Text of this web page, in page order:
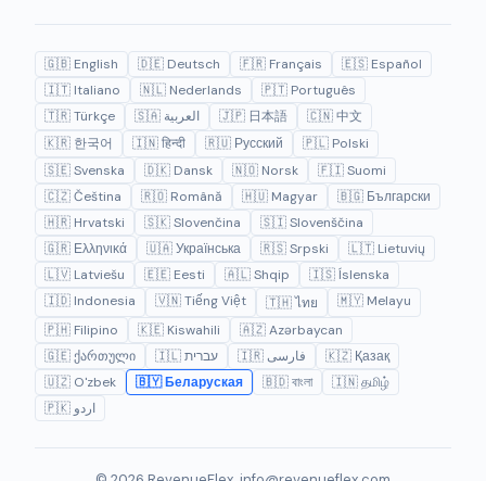
🇬🇧 English 🇩🇪 Deutsch 🇫🇷 Français
🇪🇸 Español
🇮🇹 Italiano
🇳🇱 Nederlands
🇵🇹 Português
🇹🇷 Türkçe
🇸🇦 العربية 🇯🇵 日本語
🇨🇳 中文
🇰🇷 한국어
🇮🇳 हिन्दी 🇷🇺 Русский
🇵🇱 Polski
🇸🇪 Svenska
🇩🇰 Dansk 🇳🇴 Norsk
🇫🇮 Suomi
🇨🇿 Čeština
🇷🇴 Română 🇭🇺 Magyar
🇧🇬 Български
🇭🇷 Hrvatski
🇸🇰 Slovenčina
🇸🇮 Slovenščina
🇬🇷 Ελληνικά
🇺🇦 Українська 🇷🇸 Srpski
🇱🇹 Lietuvių
🇱🇻 Latviešu
🇪🇪 Eesti 🇦🇱 Shqip
🇮🇸 Íslenska
🇮🇩 Indonesia
🇻🇳 Tiếng Việt 🇹🇭 ไทย
🇲🇾 Melayu
🇵🇭 Filipino
🇰🇪 Kiswahili
🇦🇿 Azərbaycan
🇬🇪 ქართული
🇮🇱 עברית 🇮🇷 فارسی
🇰🇿 Қазақ
🇺🇿 O'zbek
🇧🇾 Беларуская 🇧🇩 বাংলা
🇮🇳 தமிழ்
🇵🇰 اردو